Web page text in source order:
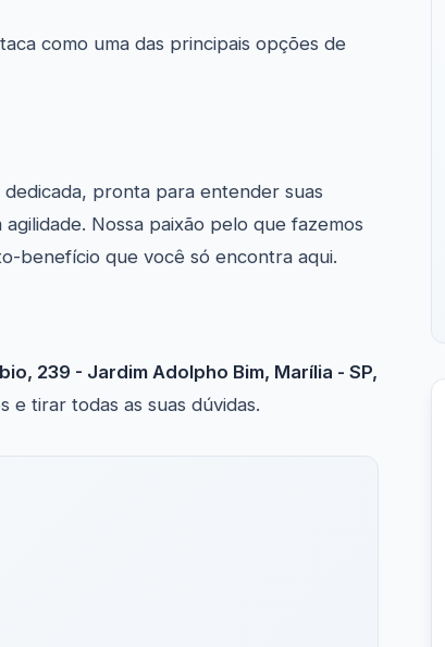
como uma das principais opções de
pronta para entender suas
Nossa paixão pelo que fazemos
benefício que você só encontra aqui.
239 - Jardim Adolpho Bim, Marília - SP,
e tirar todas as suas dúvidas.